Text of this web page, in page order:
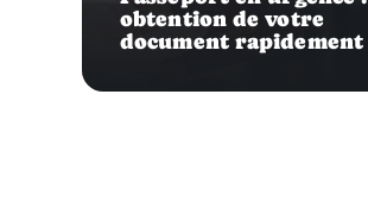
obtention de votre
document rapidement